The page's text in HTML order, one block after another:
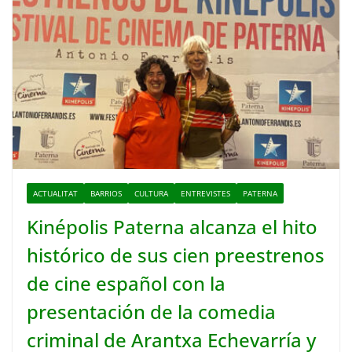
ACTUALITAT BARRIOS CULTURA ENTREVISTES PATERNA
Kinépolis Paterna alcanza el hito
histórico de sus cien preestrenos
de cine español con la
presentación de la comedia
criminal de Arantxa Echevarría y